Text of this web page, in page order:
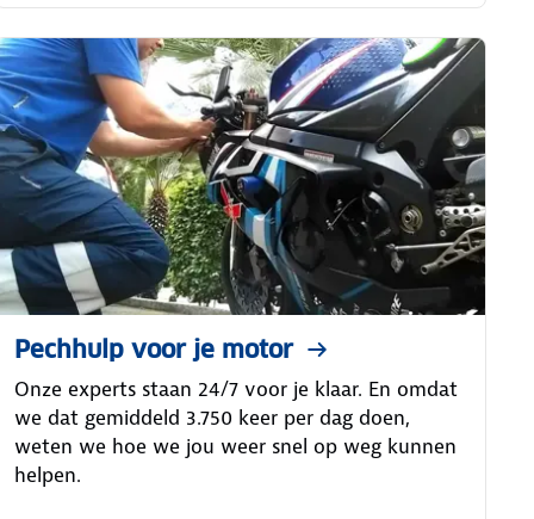
Pechhulp voor je motor
Onze experts staan 24/7 voor je klaar. En omdat
we dat gemiddeld 3.750 keer per dag doen,
weten we hoe we jou weer snel op weg kunnen
helpen.